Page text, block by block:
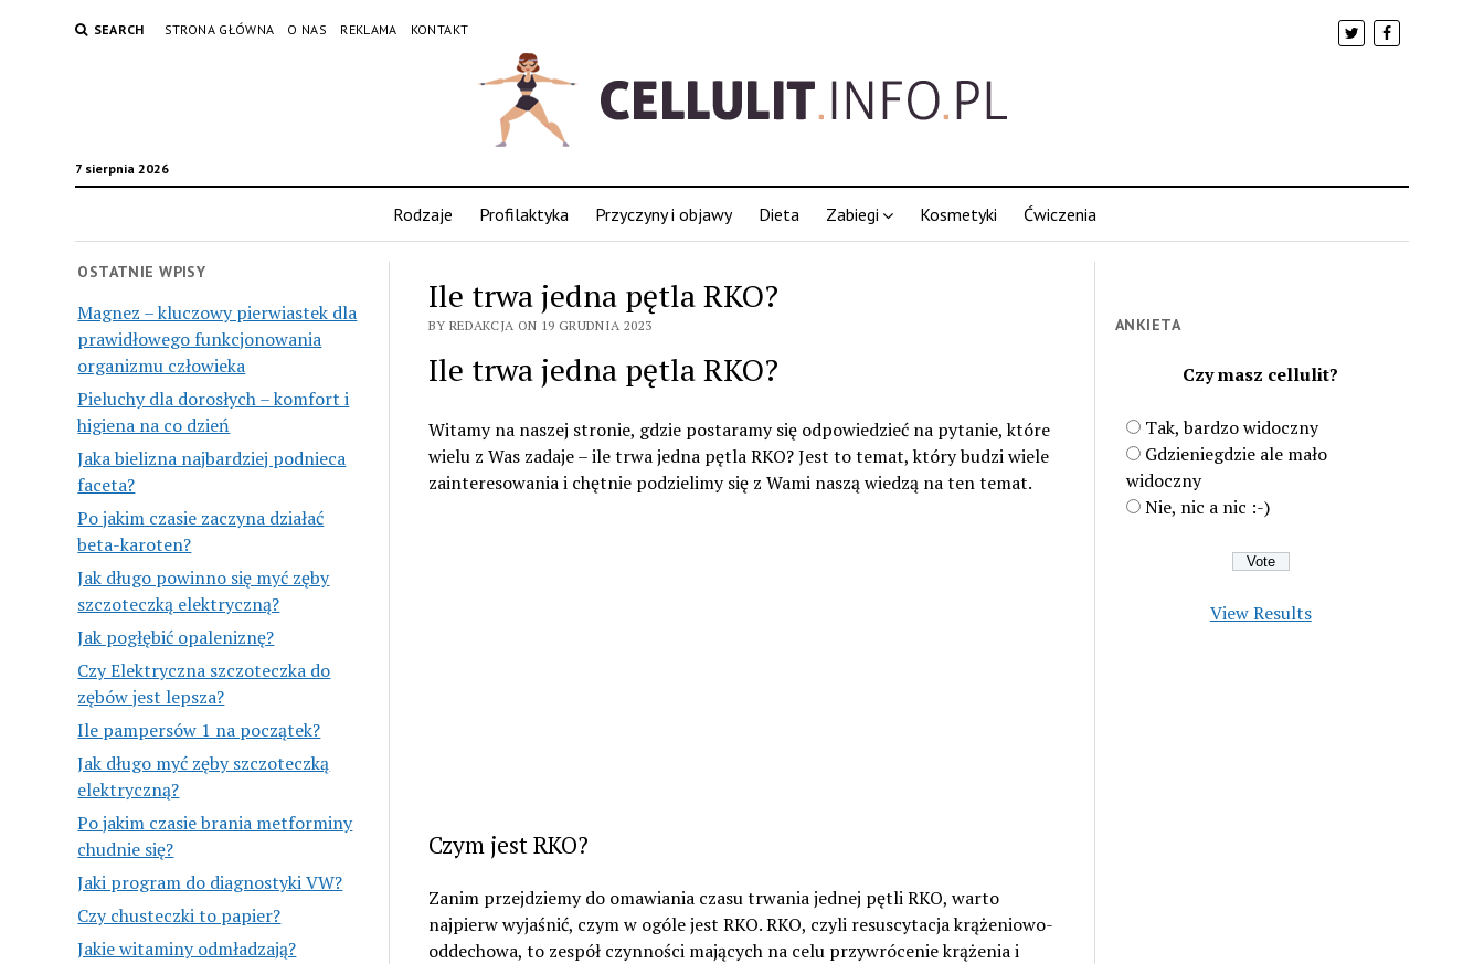
SEARCH STRONA GŁÓWNA O NAS REKLAMA KONTAKT
7 sierpnia 2026
Rodzaje Profilaktyka Przyczyny i objawy Dieta Zabiegi Kosmetyki Ćwiczenia
OSTATNIE WPISY
Magnez – kluczowy pierwiastek dla
prawidłowego funkcjonowania
organizmu człowieka
Pieluchy dla dorosłych – komfort i
higiena na co dzień
Jaka bielizna najbardziej podnieca
faceta?
Po jakim czasie zaczyna działać
beta-karoten?
Jak długo powinno się myć zęby
szczoteczką elektryczną?
Jak pogłębić opaleniznę?
Czy Elektryczna szczoteczka do
zębów jest lepsza?
Ile pampersów 1 na początek?
Jak długo myć zęby szczoteczką
elektryczną?
Po jakim czasie brania metforminy
chudnie się?
Jaki program do diagnostyki VW?
Czy chusteczki to papier?
Jakie witaminy odmładzają?
Ile trwa jedna pętla RKO?
BY REDAKCJA ON 19 GRUDNIA 2023
Ile trwa jedna pętla RKO?
Witamy na naszej stronie, gdzie postaramy się odpowiedzieć na pytanie, które
wielu z Was zadaje – ile trwa jedna pętla RKO? Jest to temat, który budzi wiele
zainteresowania i chętnie podzielimy się z Wami naszą wiedzą na ten temat.
Czym jest RKO?
Zanim przejdziemy do omawiania czasu trwania jednej pętli RKO, warto
najpierw wyjaśnić, czym w ogóle jest RKO. RKO, czyli resuscytacja krążeniowo-
oddechowa, to zespół czynności mających na celu przywrócenie krążenia i
ANKIETA
Czy masz cellulit?
Tak, bardzo widoczny
Gdzieniegdzie ale mało
widoczny
Nie, nic a nic :-)
View Results